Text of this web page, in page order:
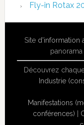
Fly-in Rotax
Site d'information
Découvrez
Industrie
Manifestations
conférences)